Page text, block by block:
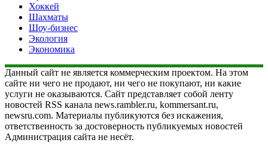
Хоккей
Шахматы
Шоу-бизнес
Экология
Экономика
Данный сайт не является коммерческим проектом. На этом
сайте ни чего не продают, ни чего не покупают, ни какие
услуги не оказываются. Сайт представляет собой ленту
новостей RSS канала news.rambler.ru, kommersant.ru,
newsru.com. Материалы публикуются без искажения,
ответственность за достоверность публикуемых новостей
Администрация сайта не несёт.